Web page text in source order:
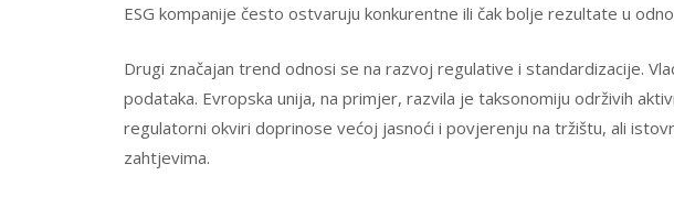
ESG kompanije često ostvaruju konkurentne ili čak bolje rezultate u
Drugi značajan trend odnosi se na razvoj regulative i standardizacije.
podataka. Evropska unija, na primjer, razvila je taksonomiju održivih
regulatorni okviri doprinose većoj jasnoći i povjerenju na tržištu, ali
zahtjevima.